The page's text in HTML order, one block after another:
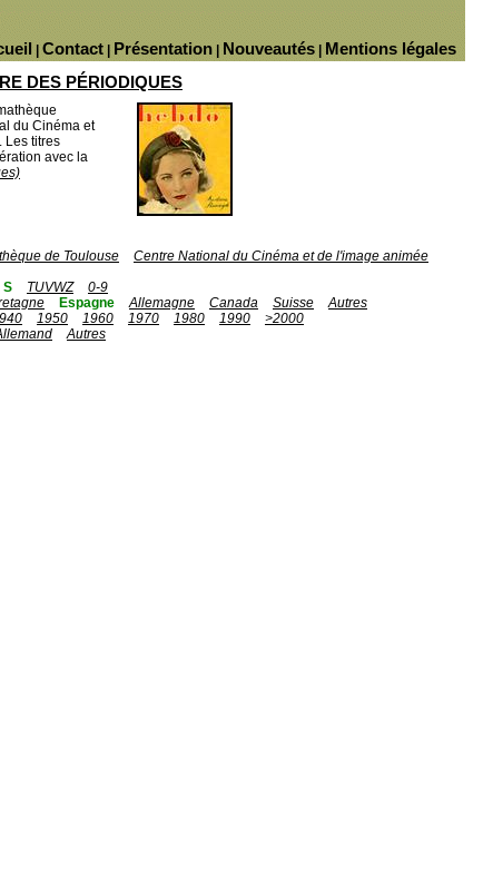
Mentions légales
Nouveautés
Présentation
Contact
DES PÉRIODIQUES
du Cinéma et
Les titres
avec la
de Toulouse
Centre National du Cinéma et de l'image animée
S TUVWZ
0-9
Espagne Allemagne Canada Suisse
Autres
1950 1960 1970 1980 1990
>2000
Autres